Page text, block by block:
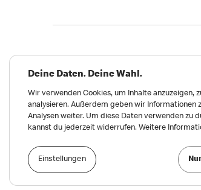
Meldungen zu Menschen- und
Erklärung zur Barrierefreiheit
Deine Daten. Deine Wahl.
Wir verwenden Cookies, um Inhalte anzuzeigen,
analysieren. Außerdem geben wir Informationen
Analysen weiter. Um diese Daten verwenden zu
kannst du jederzeit widerrufen. Weitere
Einstellungen